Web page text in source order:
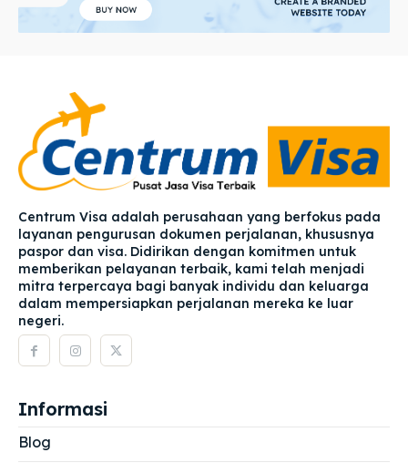
Centrum Visa adalah perusahaan yang berfokus pada
layanan pengurusan dokumen perjalanan, khususnya
paspor dan visa. Didirikan dengan komitmen untuk
memberikan pelayanan terbaik, kami telah menjadi
mitra terpercaya bagi banyak individu dan keluarga
dalam mempersiapkan perjalanan mereka ke luar
negeri.
Informasi
Blog